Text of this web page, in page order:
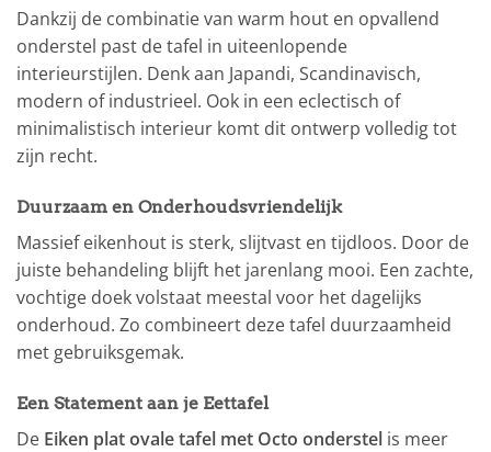
Dankzij de combinatie van warm hout en opvallend
onderstel past de tafel in uiteenlopende
interieurstijlen. Denk aan Japandi, Scandinavisch,
modern of industrieel. Ook in een eclectisch of
minimalistisch interieur komt dit ontwerp volledig tot
zijn recht.
Duurzaam en Onderhoudsvriendelijk
Massief eikenhout is sterk, slijtvast en tijdloos. Door de
juiste behandeling blijft het jarenlang mooi. Een zachte,
vochtige doek volstaat meestal voor het dagelijks
onderhoud. Zo combineert deze tafel duurzaamheid
met gebruiksgemak.
Een Statement aan je Eettafel
De Eiken plat ovale tafel met Octo onderstel is meer